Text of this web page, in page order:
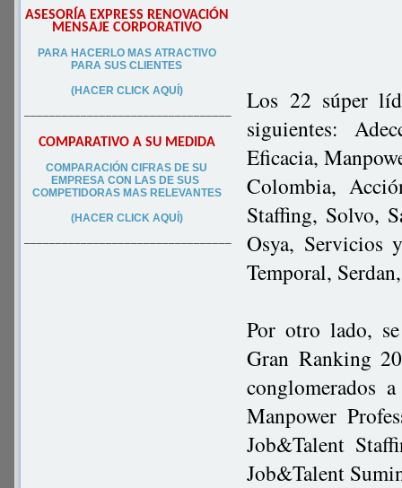
ASESORÍA EXPRESS RENOVACIÓN
MENSAJE CORPORATIVO
PARA HACERLO MAS ATRACTIVO
PARA SUS CLIENTES
(HACER CLICK AQUÍ)
–––––––––––––––––––––––––––––––––
COMPARATIVO A SU MEDIDA
COMPARACIÓN CIFRAS DE SU
EMPRESA CON LAS DE SUS
COMPETIDORAS MAS RELEVANTES
(HACER CLICK AQUÍ)
–––––––––––––––––––––––––––––––––
Los 22 súper
siguientes:
Eficacia,
Colombia,
Staffing, Solvo,
Osya, Servicios
Temporal,
Por otro lado,
Gran Ranking
conglomerados
Manpower
Job&Talent
Job&Talent